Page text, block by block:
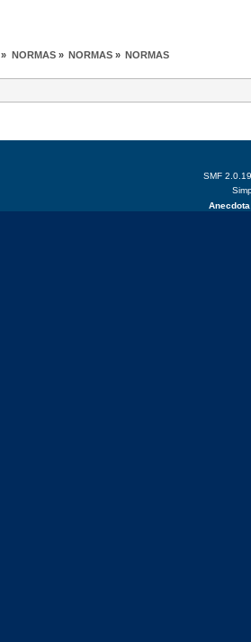
» NORMAS» NORMAS» NORMAS
SMF 2.0.19
Anecdota